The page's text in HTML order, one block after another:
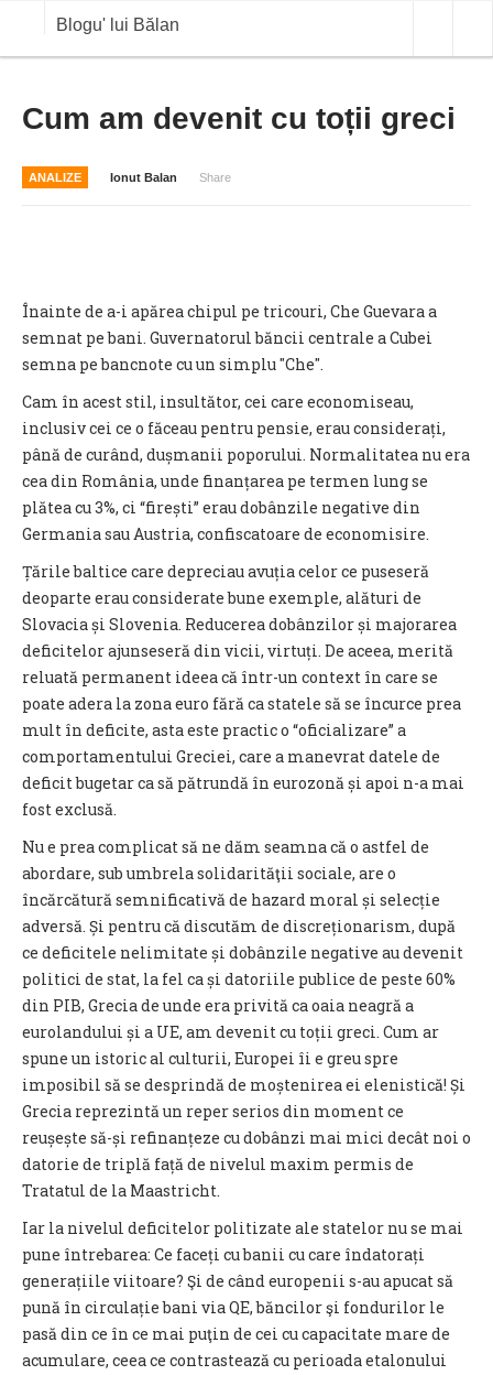
Blogu' lui Bălan
COTATII BVB
Cum am devenit cu toții greci
ANALIZE Ionut Balan Share
Înainte de a-i apărea chipul pe tricouri, Che Guevara a
semnat pe bani. Guvernatorul băncii centrale a Cubei
semna pe bancnote cu un simplu "Che".
Cam în acest stil, insultător, cei care economiseau,
inclusiv cei ce o făceau pentru pensie, erau considerați,
până de curând, dușmanii poporului. Normalitatea nu era
cea din România, unde finanțarea pe termen lung se
plătea cu 3%, ci “firești” erau dobânzile negative din
Germania sau Austria, confiscatoare de economisire.
Țările baltice care depreciau avuția celor ce puseseră
deoparte erau considerate bune exemple, alături de
Slovacia și Slovenia. Reducerea dobânzilor și majorarea
deficitelor ajunseseră din vicii, virtuți. De aceea, merită
reluată permanent ideea că într-un context în care se
poate adera la zona euro fără ca statele să se încurce prea
mult în deficite, asta este practic o “oficializare” a
comportamentului Greciei, care a manevrat datele de
deficit bugetar ca să pătrundă în eurozonă și apoi n-a mai
fost exclusă.
Nu e prea complicat să ne dăm seamna că o astfel de
abordare, sub umbrela solidarităţii sociale, are o
încărcătură semnificativă de hazard moral și selecție
adversă. Și pentru că discutăm de discreționarism, după
ce deficitele nelimitate și dobânzile negative au devenit
politici de stat, la fel ca și datoriile publice de peste 60%
din PIB, Grecia de unde era privită ca oaia neagră a
eurolandului și a UE, am devenit cu toții greci. Cum ar
spune un istoric al culturii, Europei îi e greu spre
imposibil să se desprindă de moștenirea ei elenistică! Și
Grecia reprezintă un reper serios din moment ce
reușește să-și refinanțeze cu dobânzi mai mici decât noi o
datorie de triplă față de nivelul maxim permis de
Tratatul de la Maastricht.
Iar la nivelul deficitelor politizate ale statelor nu se mai
pune întrebarea: Ce faceți cu banii cu care îndatorați
generațiile viitoare? Şi de când europenii s-au apucat să
pună în circulație bani via QE, băncilor şi fondurilor le
pasă din ce în ce mai puţin de cei cu capacitate mare de
acumulare, ceea ce contrastează cu perioada etalonului